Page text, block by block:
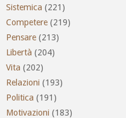
Sistemica (221)
Competere (219)
Pensare (213)
Libertà (204)
Vita (202)
Relazioni (193)
Politica (191)
Motivazioni (183)